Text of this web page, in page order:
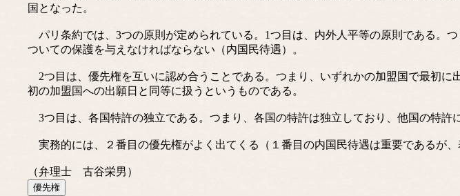
国となった。
パリ条約では、3つの原則が定められている。1つ目は、内外人平等の原則である。
ついての保護を与えなければならない（内国民待遇）。
2つ目は、優先権を互いに認め合うことである。つまり、いずれかの加盟国で最初
初の加盟国への出願日と同等に扱うというものである。
3つ目は、各国特許の独立である。つまり、各国の特許は独立しており、他国の特許
実務的には、２番目の優先権がよく出てくる（１番目の内国民待遇は重要であるが
（弁理士 古谷栄男）